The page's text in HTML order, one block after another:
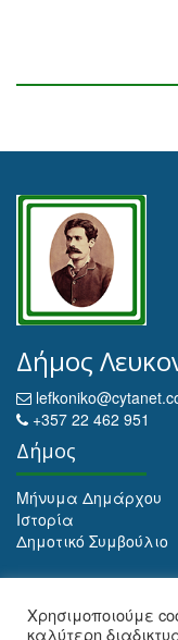
Δήμος
+357 22 462 951
Δήμος
Μήνυμα Δημάρχου
Ιστορία
Δημοτικό Συμβούλιο
Αρχειοθέτηση
Χρησιμοποιούμε
καλύτερη